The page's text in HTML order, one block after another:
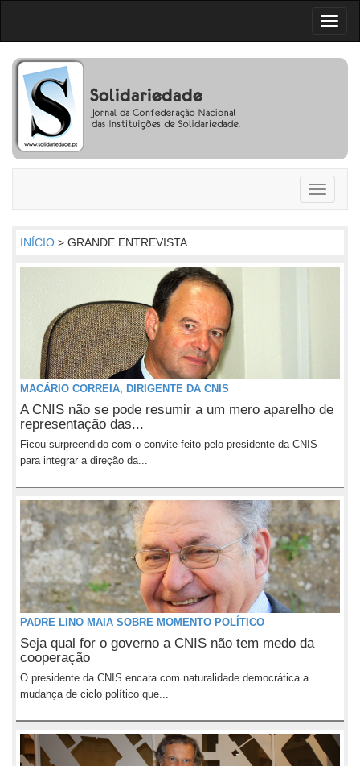
Toggle
INÍCIO > GRANDE ENTREVISTA
MACÁRIO CORREIA, DIRIGENTE DA CNIS
A CNIS não se pode resumir a um mero aparelho de
representação das...
Ficou surpreendido com o convite feito pelo presidente da CNIS
para integrar a direção da...
PADRE LINO MAIA SOBRE MOMENTO POLÍTICO
Seja qual for o governo a CNIS não tem medo da
cooperação
O presidente da CNIS encara com naturalidade democrática a
mudança de ciclo político que...